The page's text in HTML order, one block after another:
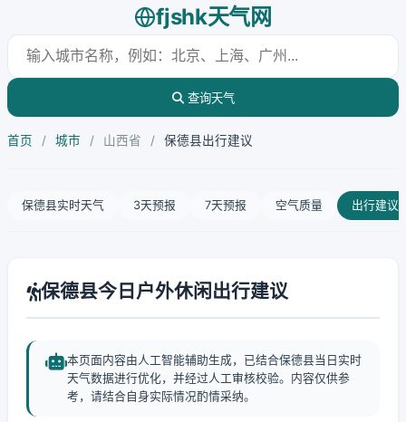
fjshk天气网
查询天气
首页 / 城市 / 山西省 / 保德县出行建议
保德县实时天气 3天预报 7天预报 空气质量 出行建议
保德县今日户外休闲出行建议
本页面内容由人工智能辅助生成，已结合保德县当日实时
天气数据进行优化，并经过人工审核校验。内容仅供参
考，请结合自身实际情况酌情采纳。